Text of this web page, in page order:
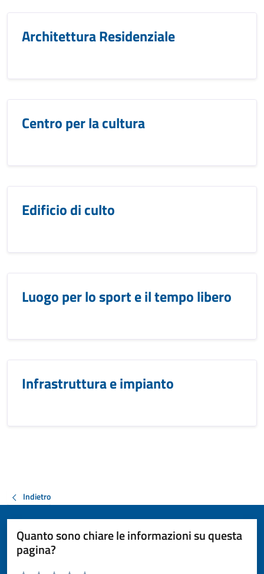
Architettura Residenziale
Centro per la cultura
Edificio di culto
Luogo per lo sport e il tempo libero
Infrastruttura e impianto
Indietro
Quanto sono chiare le informazioni su questa
pagina?